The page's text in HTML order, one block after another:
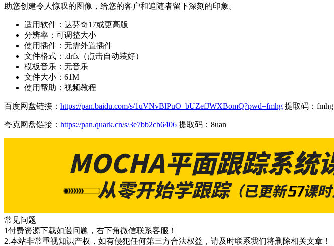
助您创建令人惊叹的图像，给您的客户和追随者留下深刻的印象。
适用软件：达芬奇17或更高版
分辨率：可调整大小
使用插件：无需外置插件
文件格式：.drfx（点击自动装好）
模板音乐：无音乐
文件大小：61M
使用帮助：视频教程
百度网盘链接： https://pan.baidu.com/s/1uVNvBlPuO_bUZefJWXBomQ?pwd=fmhg 提取码：fmhg
夸克网盘链接： https://pan.quark.cn/s/3e7bb2cb6406 提取码：8uan
常见问题
1付费资源下载如遇问题，右下角微信联系客服！
2.本站非常重视知识产权，如有侵犯任何第三方合法权益，请及时联系我们将删除相关文章！